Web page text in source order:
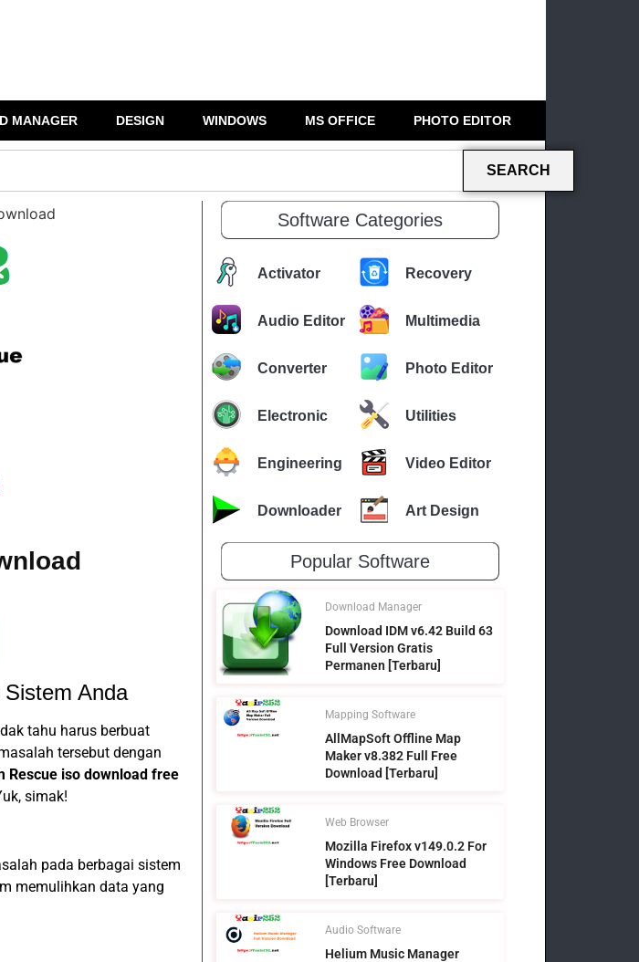
MANAGER DESIGN WINDOWS MS OFFICE PHOTO EDITOR
SEARCH
Anda
tahu harus berbuat
tersebut dengan
Rescue iso download free
simak!
pada berbagai sistem
memulihkan data yang
Software Categories
Activator Recovery
Audio Editor Multimedia
Converter Photo Editor
Electronic Utilities
Engineering Video Editor
Downloader Art Design
Popular Software
Download Manager
Download IDM v6.42 Build 63
Full Version Gratis
Permanen [Terbaru]
Mapping Software
AllMapSoft Offline Map
Maker v8.382 Full Free
Download [Terbaru]
Web Browser
Mozilla Firefox v149.0.2 For
Windows Free Download
[Terbaru]
Audio Software
Helium Music Manager